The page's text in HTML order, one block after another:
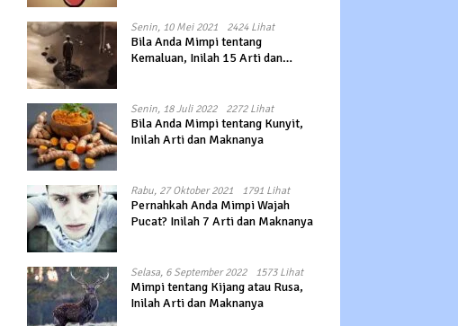
Senin, 10 Mei 2021 2424 Lihat
Bila Anda Mimpi tentang
Kemaluan, Inilah 15 Arti dan
Senin, 18 Juli 2022 2272 Lihat
Bila Anda Mimpi tentang Kunyit,
Inilah Arti dan Maknanya
Rabu, 27 Oktober 2021 1791 Lihat
Pernahkah Anda Mimpi Wajah
Pucat? Inilah 7 Arti dan Maknanya
Selasa, 6 September 2022 1573 Lihat
Mimpi tentang Kijang atau Rusa,
Inilah Arti dan Maknanya